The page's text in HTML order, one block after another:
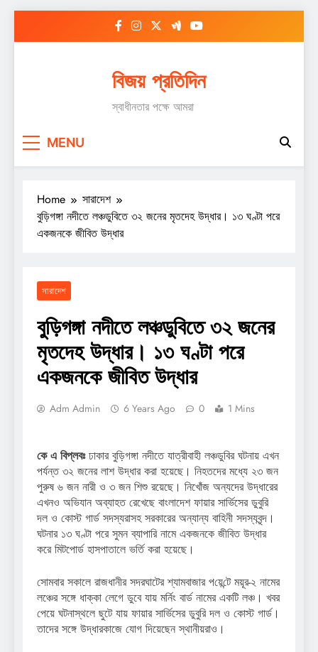
বিজয় প্রতিদিন
স্বাধীনতার পক্ষে আমরা
MENU
Home
সারাদেশ
বুড়িগঙ্গা নদীতে লঞ্চডুবিতে ৩২ জনের মৃতদেহ উদ্ধার। ১৩ ঘণ্টা পরে
একজনকে জীবিত উদ্ধার
সারাদেশ
বুড়িগঙ্গা নদীতে লঞ্চডুবিতে ৩২ জনের
মৃতদেহ উদ্ধার। ১৩ ঘণ্টা পরে
একজনকে জীবিত উদ্ধার
Adm Admin 6 Years Ago 0 1 Mins
কে এ বিপ্লবঃঢাকার বুড়িগঙ্গা নদীতে যাত্রীবাহী লঞ্চডুবির ঘটনায় এখন
পর্যন্ত ৩২ জনের লাশ উদ্ধার করা হয়েছে। নিহতদের মধ্যে ২৩ জন
পুরুষ ৬ জন নারী ও ৩ জন শিশু রয়েছে। নিখোঁজ অন্যদের উদ্ধারের
এখনও অভিযান অব্যাহত রেখেছে বাংলাদেশ ফায়ার সার্ভিসের ডুবুরি
দল ও কোস্ট গার্ড সদস্যরাসহ সরকারের অন্যান্য বাহিনী সদস্যবৃন্দ।
ঘটনার ১৩ ঘণ্টা পরে সুমন ব্যাপারি নামে একজনকে জীবিত উদ্ধার
করে মিটপোর্ড হাসপাতালে ভর্তি করা হয়েছে।
সোমবার সকালে রাজধানীর সদরঘাটের শ্যামবাজার প‌য়ে‌ন্টে ময়ূর-২ নামের
লঞ্চের সঙ্গে ধাক্কা লেগে ডুবে যায় মর্নিং বার্ড নামের একটি লঞ্চ। খবর
পেয়ে ঘটনাস্থলে ছুটে যায় ফায়ার সার্ভিসের ডুবুরি দল ও কোস্ট গার্ড।
তাদের সঙ্গে উদ্ধারকাজে যোগ দিয়েছেন স্থানীয়রাও।